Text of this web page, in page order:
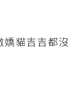
貓吉吉都沒